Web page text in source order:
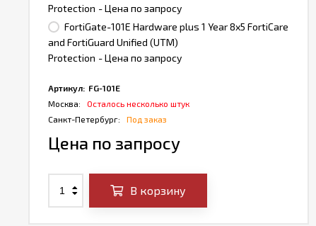
Protection - Цена по запросу
FortiGate-101E Hardware plus 1 Year 8x5 FortiCare
and FortiGuard Unified (UTM)
Protection - Цена по запросу
Артикул: FG-101E
Москва:
Осталось несколько штук
Санкт-Петербург:
Под заказ
Цена по запросу
В корзину